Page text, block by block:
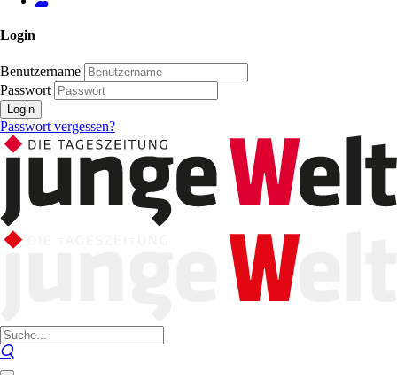
Login
Benutzername
Passwort
Login
Passwort vergessen?